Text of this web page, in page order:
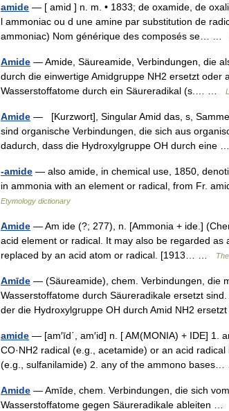
amide — [ amid ] n. m. • 1833; de oxamide, de
l ammoniac ou d une amine par substitution de
ammoniac) Nom générique des composés se… …
Amide — Amide, Säureamide, Verbindungen, die
durch die einwertige Amidgruppe NH2 ersetzt oder
Wasserstoffatome durch ein Säureradikal (s.… …
Amide — [Kurzwort], Singular Amid das, s,
sind organische Verbindungen, die sich aus
dadurch, dass die Hydroxylgruppe OH durch eine
-amide — also amide, in chemical use, 1850,
in ammonia with an element or radical, from Fr.
Etymology dictionary
Amide — Am ide (?; 277), n. [Ammonia + ide.]
acid element or radical. It may also be regarded
replaced by an acid atom or radical. [1913… …
Amīde — (Säureamide), chem. Verbindungen, die
Wasserstoffatome durch Säureradikale ersetzt
der die Hydroxylgruppe OH durch Amid NH2
amide — [am′īd΄, am′id] n. [ AM(MONIA) + IDE]
CO·NH2 radical (e.g., acetamide) or an acid
(e.g., sulfanilamide) 2. any of the ammono
Amide — Amīde, chem. Verbindungen, die sich
Wasserstoffatome gegen Säureradikale ableiten …